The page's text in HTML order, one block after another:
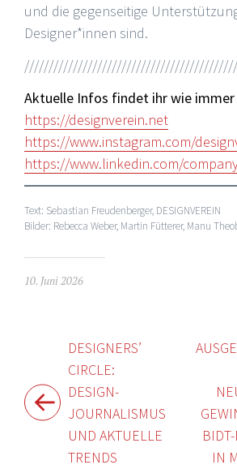
und die gegenseitige
Designer*innen sind.
Aktuelle Infos findet ihr wie
https://designverein.net
https://www.instagram.com/
https://www.linkedin.com/
Text: Sebastian Freudenberger, DESIGNVEREIN
Bilder: Rebecca Weber, Martin Fütterer, Manu
10. Juni 2026
Beitragsnavigation
DESIGNERS’
CIRCLE:
DESIGN-
JOURNALISMUS
UND AKTUELLE
TRENDS
IN